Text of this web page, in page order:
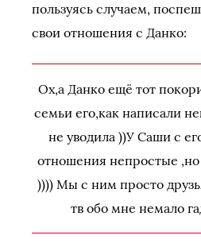
пользуясь случаем,
свои отношения с Данко:
Ох,а Данко ещё тот
семьи его,как написали
не уводила ))У Саши с
отношения непростые
)))) Мы с ним просто
тв обо мне немало